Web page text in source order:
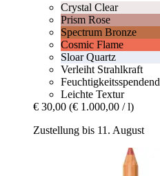
Crystal Clear
Prism Rose
Spectrum Bronze
Cosmic Flame
Sloar Quartz
Verleiht Strahlkraft
Feuchtigkeitsspendend
Leichte Textur
€ 30,00 (€ 1.000,00 / l)
Zustellung bis 11. August